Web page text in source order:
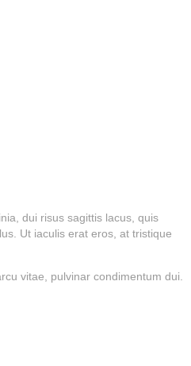
dui risus sagittis lacus, quis
Ut iaculis erat eros, at tristique
vitae, pulvinar condimentum dui.